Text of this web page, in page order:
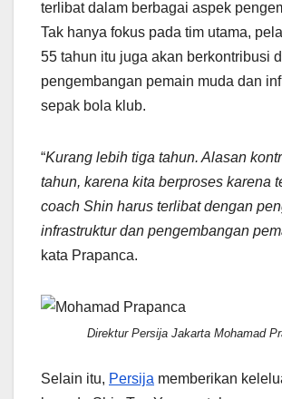
terlibat dalam berbagai aspek
Tak hanya fokus pada tim utama,
55 tahun itu juga akan berkontribusi
pengembangan pemain muda dan
sepak bola klub.
“Kurang lebih tiga tahun. Alasan
tahun, karena kita berproses karena
coach Shin harus terlibat dengan
infrastruktur dan pengembangan
kata Prapanca.
Direktur Persija Jakarta Mohamad
Selain itu, Persija memberikan